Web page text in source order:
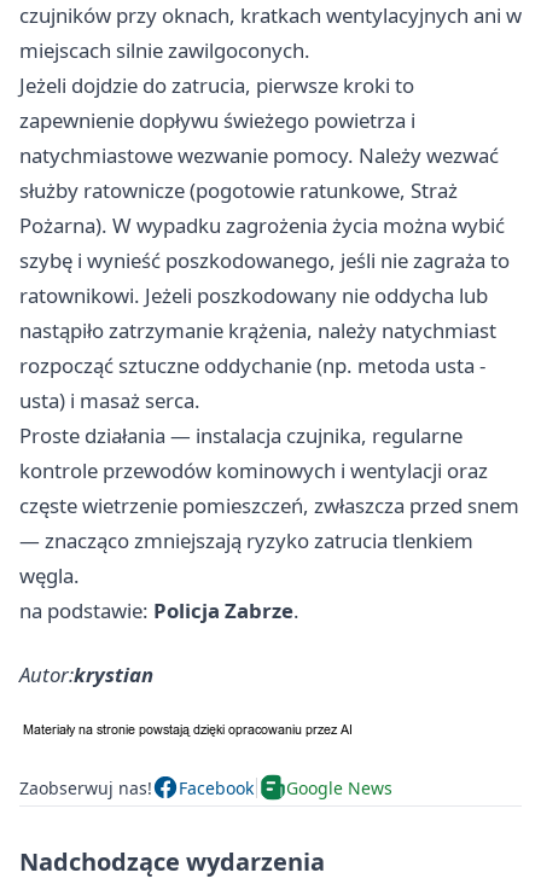
czujników przy oknach, kratkach wentylacyjnych ani w
miejscach silnie zawilgoconych.
Jeżeli dojdzie do zatrucia, pierwsze kroki to
zapewnienie dopływu świeżego powietrza i
natychmiastowe wezwanie pomocy. Należy wezwać
służby ratownicze (pogotowie ratunkowe, Straż
Pożarna). W wypadku zagrożenia życia można wybić
szybę i wynieść poszkodowanego, jeśli nie zagraża to
ratownikowi. Jeżeli poszkodowany nie oddycha lub
nastąpiło zatrzymanie krążenia, należy natychmiast
rozpocząć sztuczne oddychanie (np. metoda usta -
usta) i masaż serca.
Proste działania — instalacja czujnika, regularne
kontrole przewodów kominowych i wentylacji oraz
częste wietrzenie pomieszczeń, zwłaszcza przed snem
— znacząco zmniejszają ryzyko zatrucia tlenkiem
węgla.
na podstawie: Policja Zabrze.
Autor:krystian
Zaobserwuj nas! Facebook Google News
Nadchodzące wydarzenia